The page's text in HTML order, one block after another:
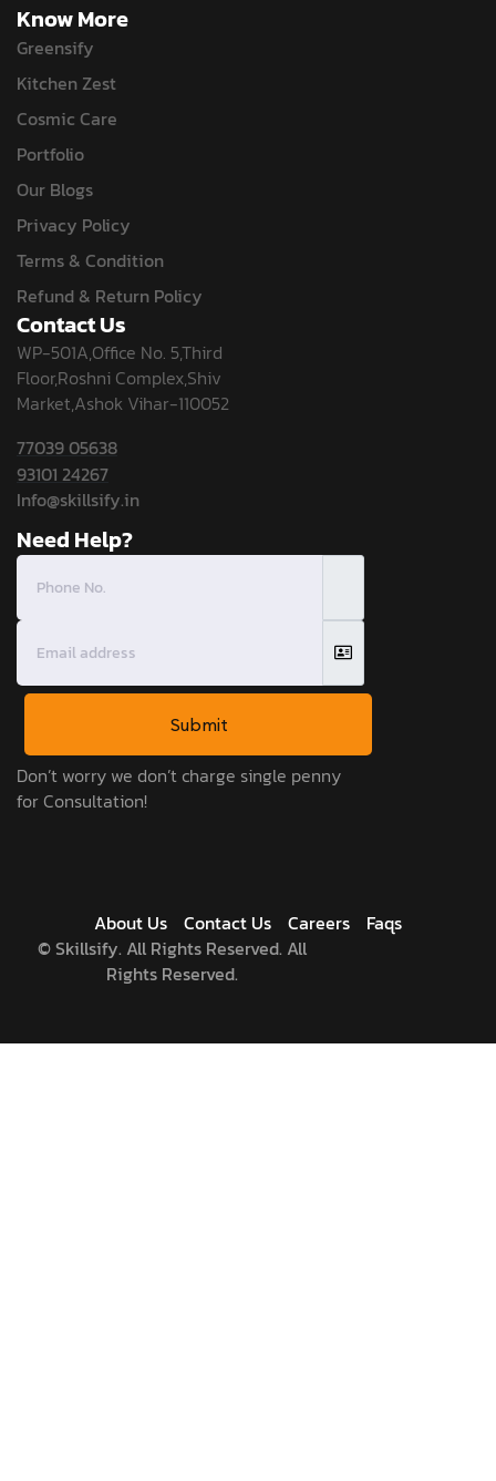
Know More
Greensify
Kitchen Zest
Cosmic Care
Portfolio
Our Blogs
Privacy Policy
Terms & Condition
Refund & Return Policy
Contact Us
WP-501A,Office No. 5,Third
Floor,Roshni Complex,Shiv
Market,Ashok Vihar-110052
77039 05638
93101 24267
Info@skillsify.in
Need Help?
Submit
Don’t worry we don’t charge single penny
for Consultation!
©Skillsify. All Rights Reserved. All
Rights Reserved.
About Us Contact Us Careers Faqs